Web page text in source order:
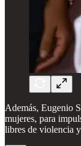
Además, Eugenio
mujeres, para
libres de violencia